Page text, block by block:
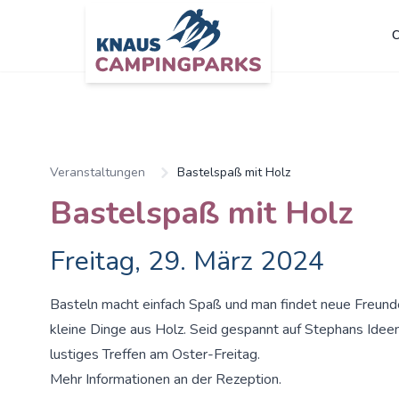
Zum Hauptinhalt springen
Veranstaltungen Bastelspaß mit Holz
Bastelspaß mit Holz
Freitag, 29. März 2024
Basteln macht einfach Spaß und man findet neue
kleine Dinge aus Holz. Seid gespannt auf Stephans
lustiges Treffen am Oster-Freitag.
Mehr Informationen an der Rezeption.